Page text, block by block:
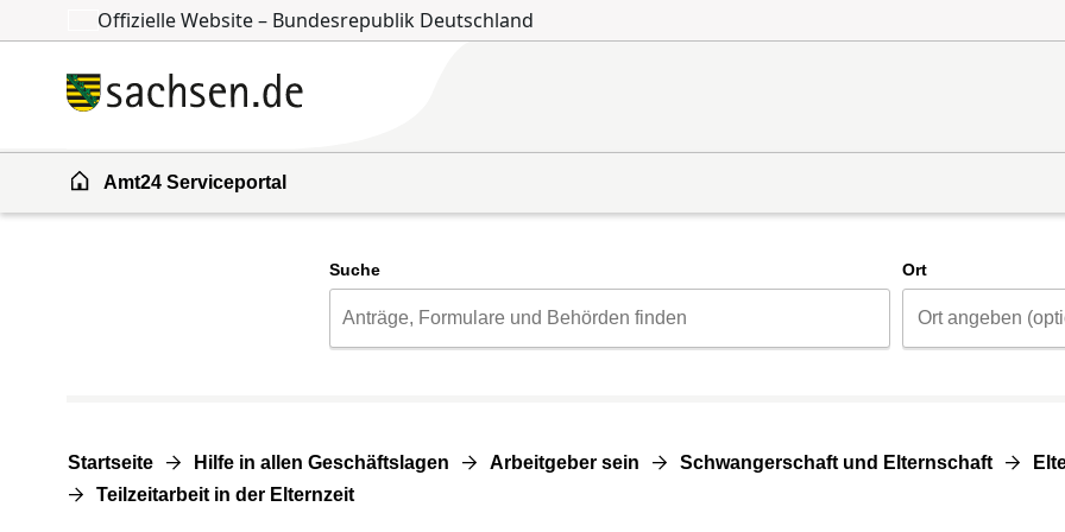
Zum Inhalt springen
Zur Suche springen
Offizielle Website – Bundesrepublik Deutschland
Amt24 Serviceportal
Suche Ort
Startseite Hilfe in allen Geschäftslagen Arbeitgeber sein Schwangerschaft und Elternschaft
Teilzeitarbeit in der Elternzeit